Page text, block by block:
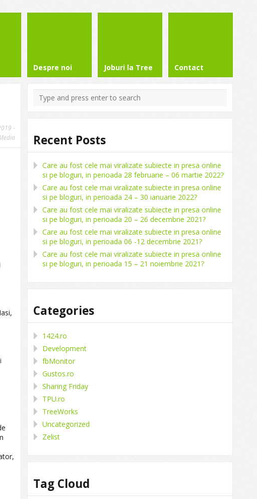
Despre noi Joburi la Tree Contact
-
Recent Posts
Care au fost cele mai viralizate subiecte in presa online
si pe bloguri, in perioada 28 februarie – 06 martie 2022?
Care au fost cele mai viralizate subiecte in presa online
si pe bloguri, in perioada 24 – 30 ianuarie 2022?
Care au fost cele mai viralizate subiecte in presa online
si pe bloguri, in perioada 20 – 26 decembrie 2021?
Care au fost cele mai viralizate subiecte in presa online
si pe bloguri, in perioada 06 -12 decembrie 2021?
Care au fost cele mai viralizate subiecte in presa online
si pe bloguri, in perioada 15 – 21 noiembrie 2021?
Categories
1424.ro
Development
fbMonitor
Gustos.ro
Sharing Friday
TPU.ro
TreeWorks
Uncategorized
Zelist
Tag Cloud